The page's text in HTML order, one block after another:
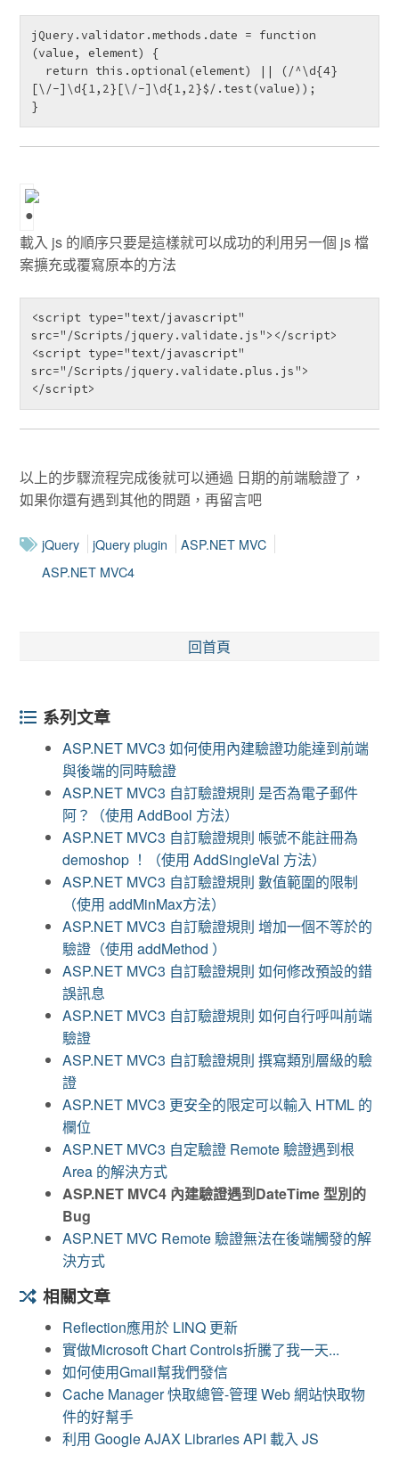
jQuery.validator.methods.date = function
(value, element) {
[\/-]\d{1,2}[\/-]\d{1,2}$/.test(value));
}
載入 js 的順序只要是這樣就可以成功的利用另一個 js 檔
案擴充或覆寫原本的方法
<script type="text/javascript"
src="/Scripts/jquery.validate.js"></script>
<script type="text/javascript"
src="/Scripts/jquery.validate.plus.js">
</script>
以上的步驟流程完成後就可以通過 日期的前端驗證了，
如果你還有遇到其他的問題，再留言吧
jQuery jQuery plugin
ASP.NET MVC
ASP.NET MVC4
回首頁
系列文章
ASP.NET MVC3 如何使用內建驗證功能達到前端
與後端的同時驗證
ASP.NET MVC3 自訂驗證規則 是否為電子郵件
阿？（使用 AddBool 方法）
ASP.NET MVC3 自訂驗證規則 帳號不能註冊為
demoshop ！（使用 AddSingleVal 方法）
ASP.NET MVC3 自訂驗證規則 數值範圍的限制
（使用 addMinMax方法）
ASP.NET MVC3 自訂驗證規則 增加一個不等於的
驗證（使用 addMethod ）
ASP.NET MVC3 自訂驗證規則 如何修改預設的錯
誤訊息
ASP.NET MVC3 自訂驗證規則 如何自行呼叫前端
驗證
ASP.NET MVC3 自訂驗證規則 撰寫類別層級的驗
證
ASP.NET MVC3 更安全的限定可以輸入 HTML 的
欄位
ASP.NET MVC3 自定驗證 Remote 驗證遇到根
Area 的解決方式
ASP.NET MVC4 內建驗證遇到DateTime 型別的
Bug
ASP.NET MVC Remote 驗證無法在後端觸發的解
決方式
相關文章
Reflection應用於 LINQ 更新
實做Microsoft Chart Controls折騰了我一天...
如何使用Gmail幫我們發信
Cache Manager 快取總管-管理 Web 網站快取物
件的好幫手
利用 Google AJAX Libraries API 載入 JS